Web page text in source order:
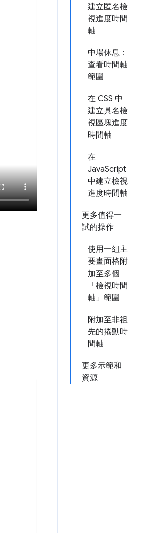
建立匿名檢
視進度時間
軸
中場休息：
查看時間軸
範圍
在 CSS 中
建立具名檢
視區塊進度
時間軸
在
JavaScript
中建立檢視
進度時間軸
更多值得一
試的操作
使用一組主
要畫面格附
加至多個
「檢視時間
軸」範圍
附加至非祖
先的捲動時
間軸
更多示範和
資源